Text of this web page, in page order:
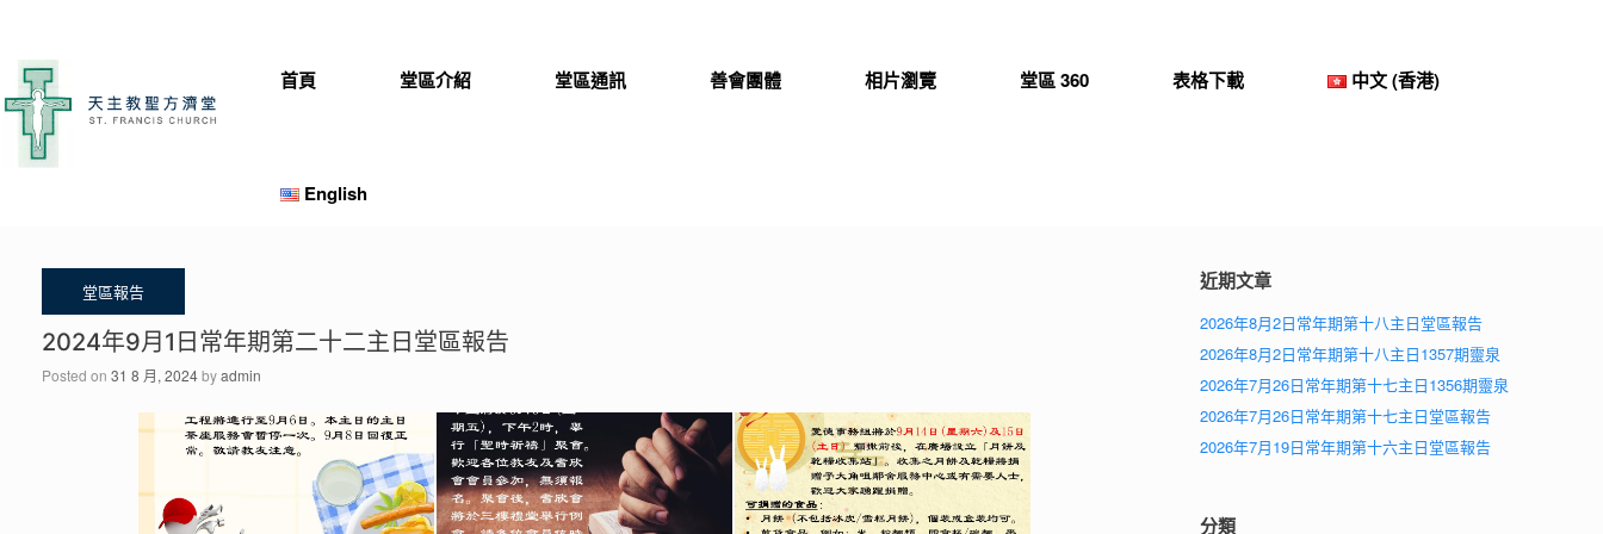
content
首頁 堂區介紹 堂區通訊 善會團體 相片瀏覽 堂區 360 表格下載 中文 (香港)
English
2024年9月1日常年期第二十二主日堂區報告
Posted on 31 8 月, 2024byadmin
近期文章
2026年8月2日常年期第十八主日堂區報告
2026年8月2日常年期第十八主日1357期靈泉
2026年7月26日常年期第十七主日1356期靈泉
2026年7月26日常年期第十七主日堂區報告
2026年7月19日常年期第十六主日堂區報告
分類